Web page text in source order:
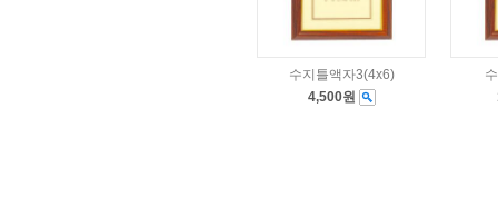
수지틀액자3(4x6)
4,500원